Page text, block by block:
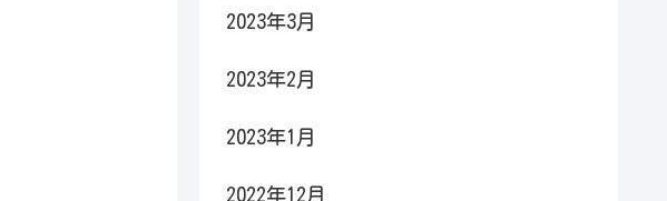
2023年3月
2023年2月
2023年1月
2022年12月